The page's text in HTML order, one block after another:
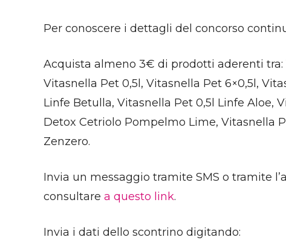
Per conoscere i dettagli del concorso
Acquista almeno 3€ di prodotti aderenti tra:
Vitasnella Pet 0,5l, Vitasnella Pet 6×0,5l,
Linfe Betulla, Vitasnella Pet 0,5l Linfe Aloe,
Detox Cetriolo Pompelmo Lime, Vitasnella
Zenzero.
Invia un messaggio tramite SMS o tramite
consultare a questo link.
Invia i dati dello scontrino digitando: